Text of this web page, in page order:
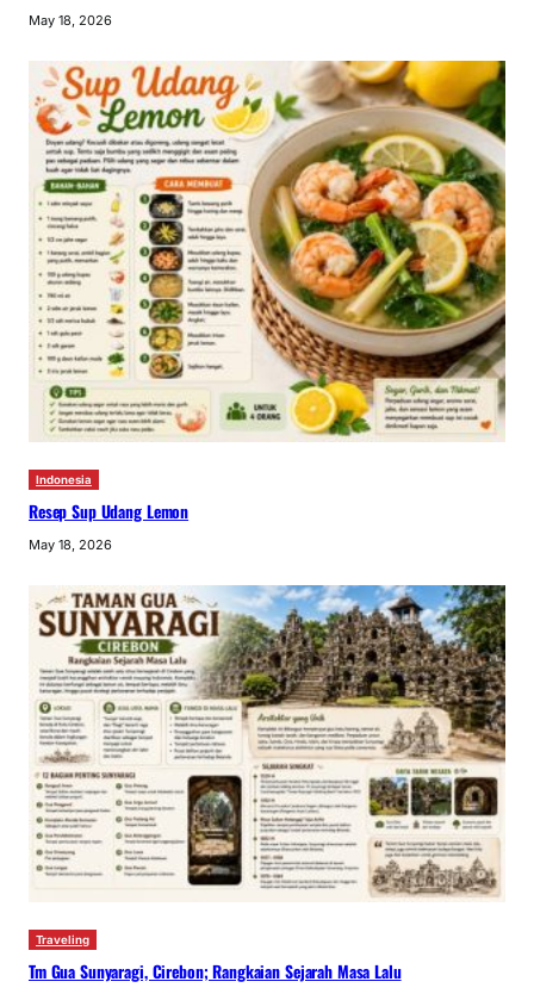
May 18, 2026
Indonesia
Resep Sup Udang Lemon
May 18, 2026
Traveling
Tm Gua Sunyaragi, Cirebon; Rangkaian Sejarah Masa Lalu